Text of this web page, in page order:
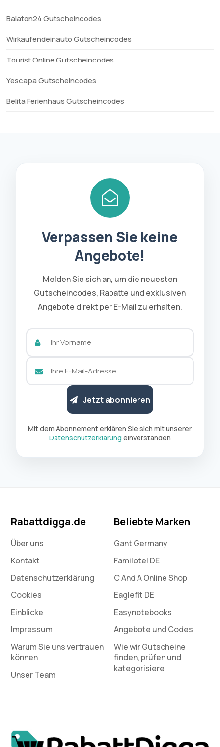
Balaton24 Gutscheincodes
Wirkaufendeinauto Gutscheincodes
Tourist Online Gutscheincodes
Yescapa Gutscheincodes
Belita Ferienhaus Gutscheincodes
Verpassen Sie keine
Angebote!
Melden Sie sich an, um die neuesten
Gutscheincodes, Rabatte und exklusiven
Angebote direkt per E-Mail zu erhalten.
Jetzt abonnieren
Mit dem Abonnement erklären Sie sich mit unserer
Datenschutzerklärung einverstanden
Rabattdigga.de
Über uns
Kontakt
Datenschutz­erklärung
Cookies
Einblicke
Impressum
Warum Sie uns vertrauen
können
Unser Team
Beliebte Marken
Gant Germany
Familotel DE
C And A Online Shop
Eaglefit DE
Easynotebooks
Angebote und Codes
Wie wir Gutscheine
finden, prüfen und
kategorisiere